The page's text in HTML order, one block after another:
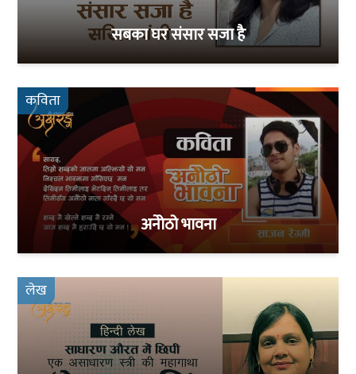
सबका घर संसार सजा है
कविता
अनेोठो भावना
लेख